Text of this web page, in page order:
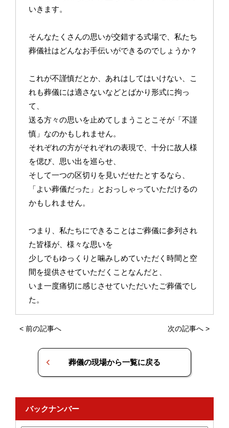
いきます。
そんなたくさんの思いが交錯する式場で、私たち
葬儀社はどんなお手伝いができるのでしょうか？
これが不謹慎だとか、あれはしてはいけない、こ
れも葬儀には適さないなどとばかり形式に拘っ
て、
送る方々の思いを止めてしまうことこそが「不謹
慎」なのかもしれません。
それぞれの方がそれぞれの表現で、十分に故人様
を偲び、思い出を巡らせ、
そして一つの区切りを見いだせたとするなら、
「よい葬儀だった」とおっしゃっていただけるの
かもしれません。
つまり、私たちにできることはご葬儀に参列され
た皆様が、様々な思いを
少しでもゆっくりと噛みしめていただく時間と空
間を提供させていただくことなんだと、
いま一度痛切に感じさせていただいたご葬儀でし
た。
< 前の記事へ 次の記事へ >
葬儀の現場から一覧に戻る
バックナンバー